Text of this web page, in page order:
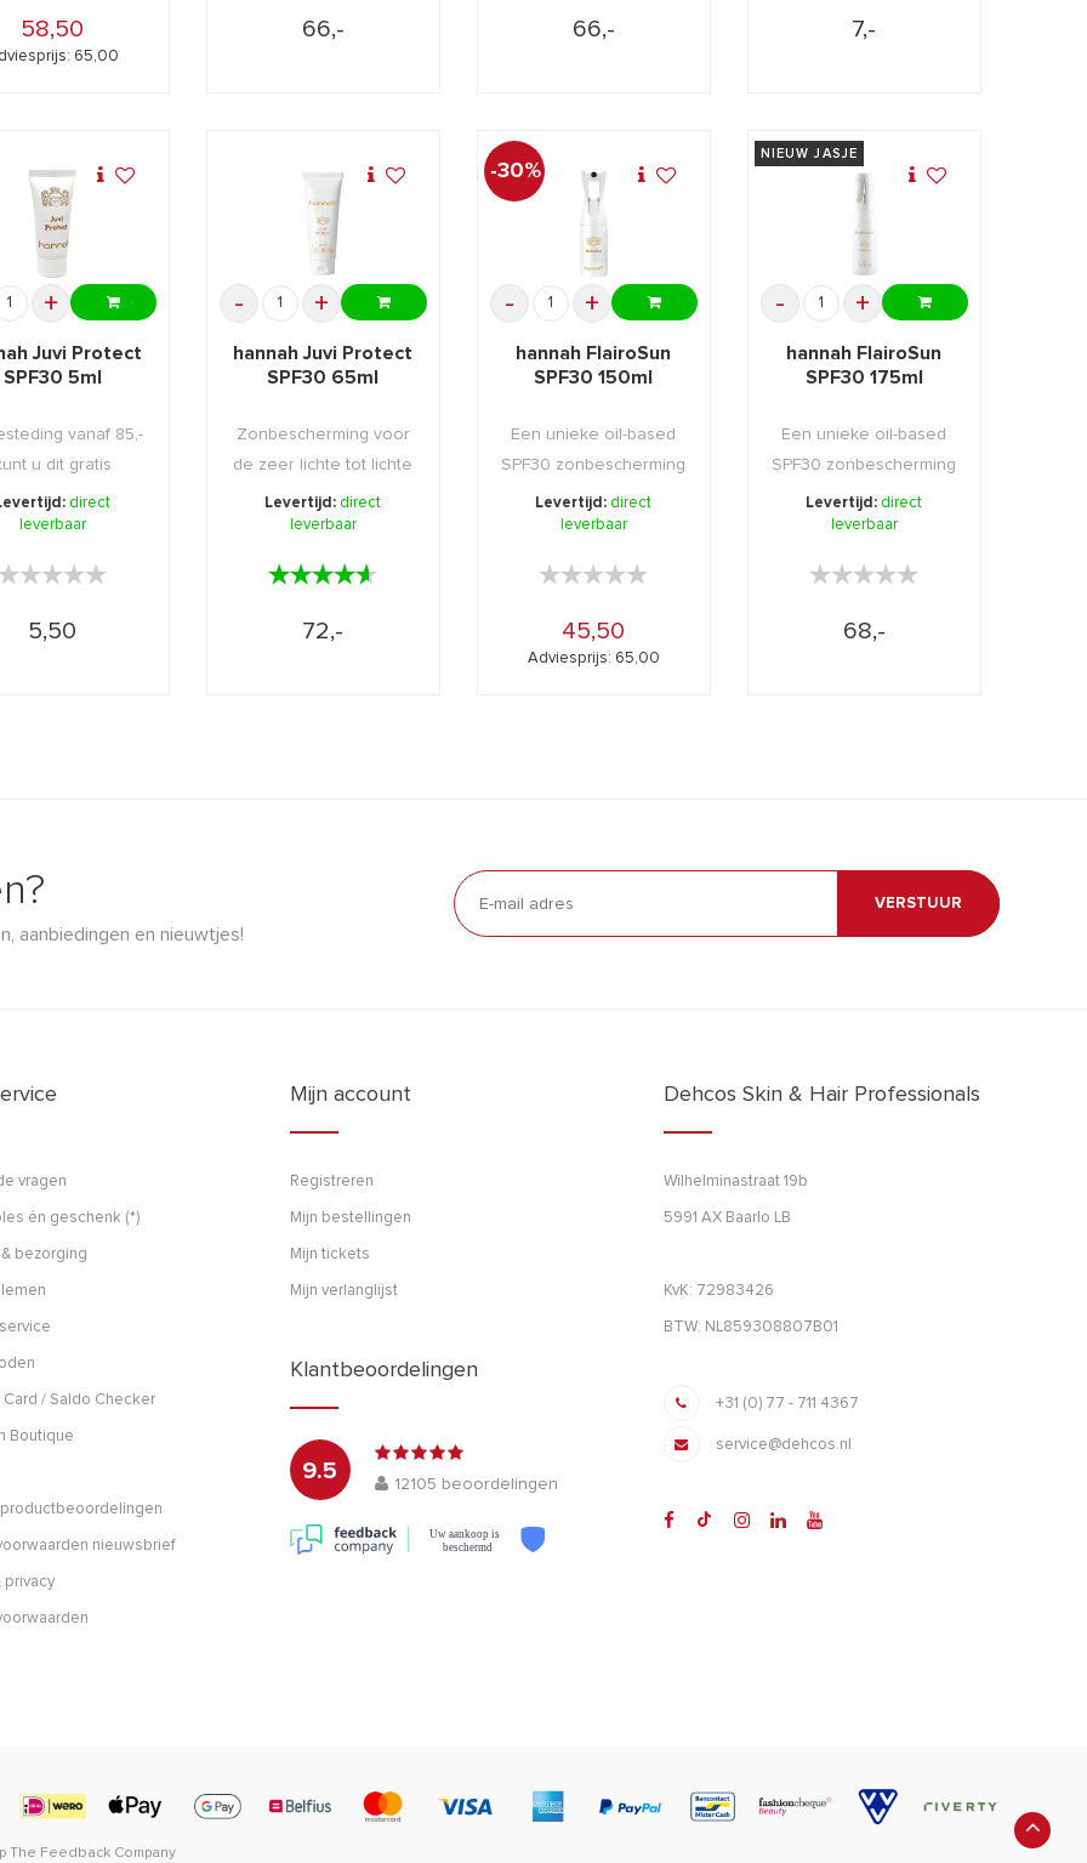
58,50
65,00
66,- 66,- 7,-
+
Juvi Protect
SPF30 5ml
vanaf 85,-
u dit gratis
kiezen i ...
direct
leverbaar
★★★★★
★★★★★
5,50
- +
hannah Juvi Protect
SPF30 65ml
Zonbescherming voor
de zeer lichte tot lichte
huid die niet ...
Levertijd: direct
leverbaar
★★★★★
★★★★★
72,-
-30%
- +
hannah FlairoSun
SPF30 150ml
Een unieke oil-based
SPF30 zonbescherming
in een handige nav ...
Levertijd: direct
leverbaar
★★★★★
★★★★★
45,50
Adviesprijs: 65,00
NIEUW JASJE
- +
hannah FlairoSun
SPF30 175ml
Een unieke oil-based
SPF30 zonbescherming
in een handige nav ...
Levertijd: direct
leverbaar
★★★★★
★★★★★
68,-
aanbiedingen en nieuwtjes!
VERSTUUR
vragen
én geschenk (*)
bezorging
Card / Saldo Checker
Boutique
productbeoordelingen
nieuwsbrief
privacy
Mijn account
Registreren
Mijn bestellingen
Mijn tickets
Mijn verlanglijst
Klantbeoordelingen
9.5
12105 beoordelingen
Uw aankoop is
beschermd
Dehcos Skin & Hair Professionals
Wilhelminastraat 19b
5991 AX Baarlo LB
KvK: 72983426
BTW: NL859308807B01
+31 (0) 77 - 711 4367
service@dehcos.nl
The Feedback Company